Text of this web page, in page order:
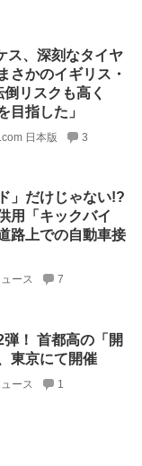
ス、深刻なタイヤ
さかのイギリス・
リスクも高く
目指した」
日本版 3
」だけじゃない!?
用「キックバイ
路上での自動車接
ース 7
！ 首都高の「開
東京にて開催
ース 1